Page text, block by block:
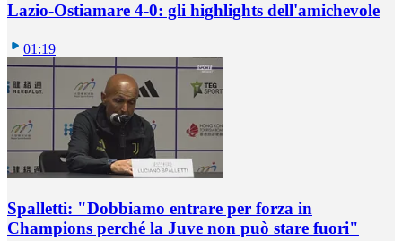
Lazio-Ostiamare 4-0: gli highlights dell'amichevole
01:19
Spalletti: "Dobbiamo entrare per forza in
Champions perché la Juve non può stare fuori"